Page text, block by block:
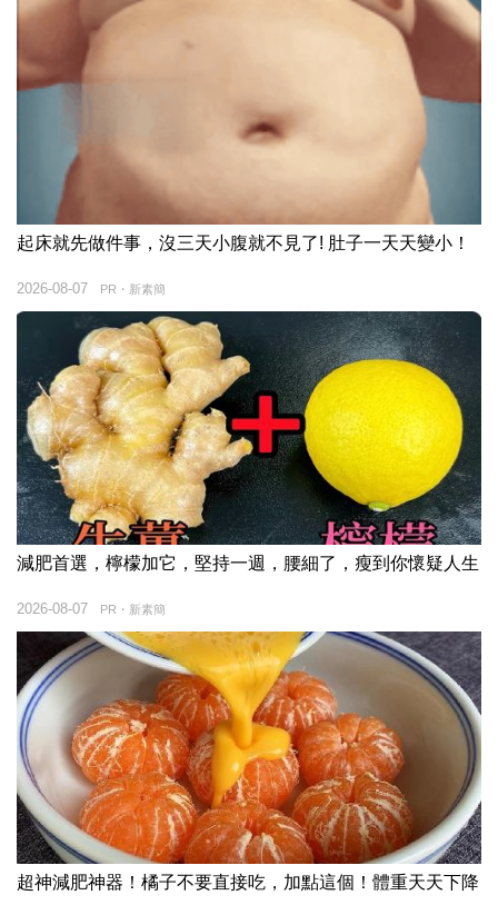
起床就先做件事，沒三天小腹就不見了! 肚子一天天變小！
PR・新素簡
2026-08-07
減肥首選，檸檬加它，堅持一週，腰細了，瘦到你懷疑人生
PR・新素簡
2026-08-07
超神減肥神器！橘子不要直接吃，加點這個！體重天天下降